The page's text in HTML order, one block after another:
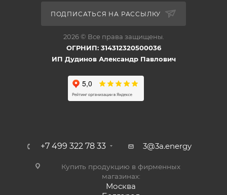
ПОДПИСАТЬСЯ НА РАССЫЛКУ
2026 © Все права защищены.
ОГРНИП: 314312320500036
ИП Дудинов Александр Павлович
+7 499 322 78 33 3@3a.energy
Купить продукцию в фирменных
магазинах:
Москва